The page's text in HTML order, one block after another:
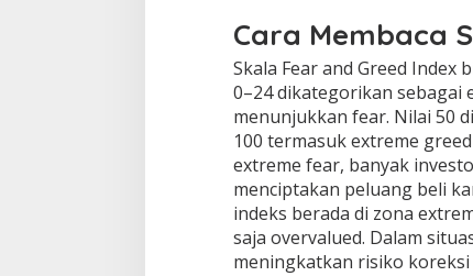
Cara Membaca
Skala Fear and Greed Index
0–24 dikategorikan sebagai
menunjukkan fear. Nilai 50
100 termasuk extreme
extreme fear, banyak
menciptakan peluang beli
indeks berada di zona
saja overvalued. Dalam
meningkatkan risiko koreksi